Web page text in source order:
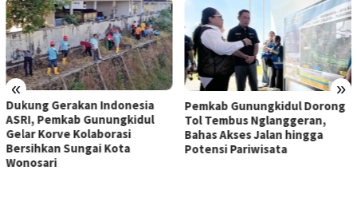
« »
Dukung Gerakan Indonesia
ASRI, Pemkab Gunungkidul
Gelar Korve Kolaborasi
Bersihkan Sungai Kota
Wonosari
Pemkab Gunungkidul Dorong
Tol Tembus Nglanggeran,
Bahas Akses Jalan hingga
Potensi Pariwisata